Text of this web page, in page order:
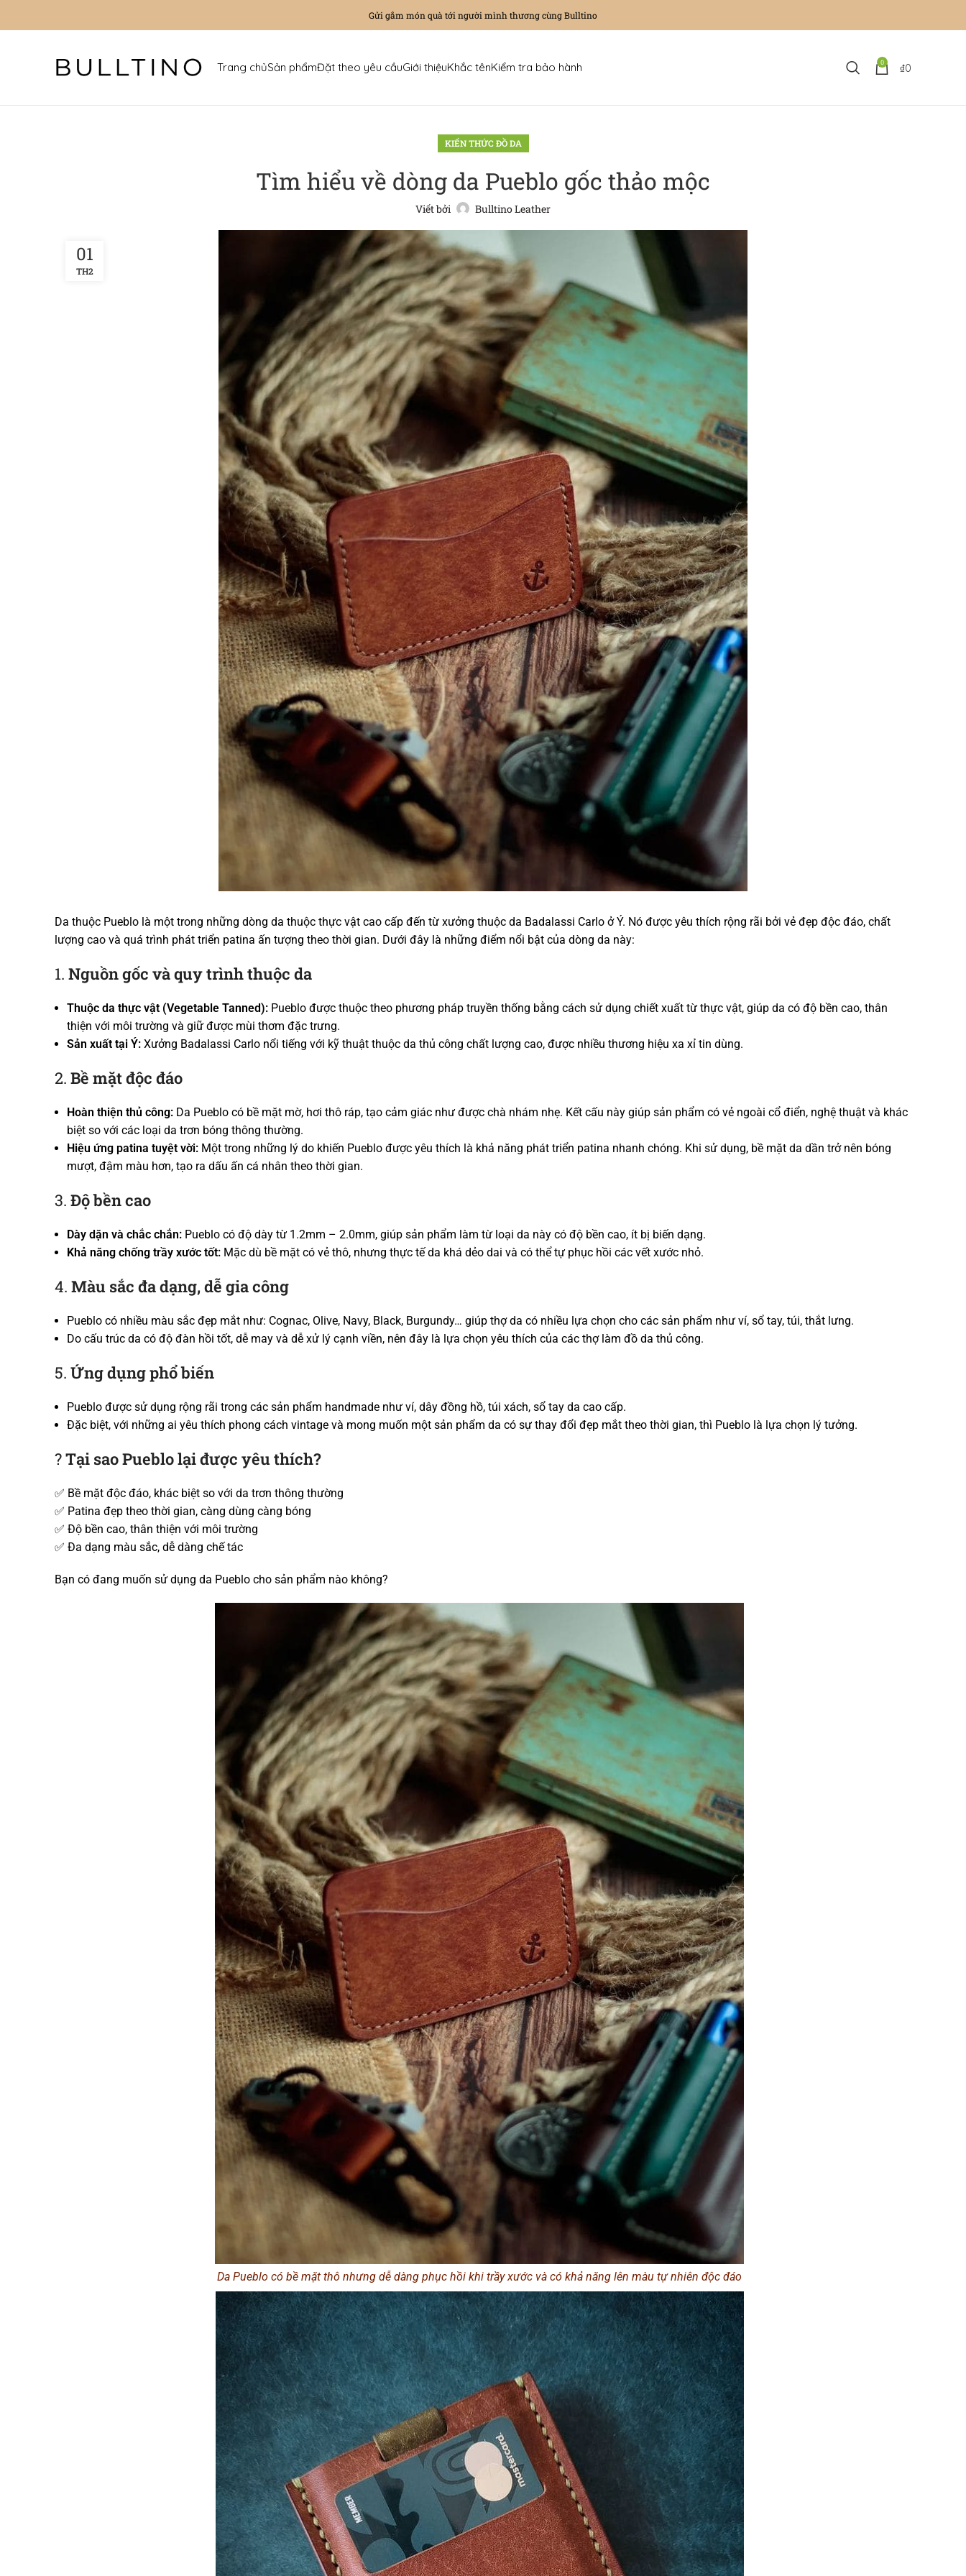
Gửi gắm món quà tới người mình thương cùng Bulltino
Trang chủSản phẩmĐặt theo yêu cầuGiới thiệuKhắc tênKiểm tra bảo hành 0 ₫0
KIẾN THỨC ĐỒ DA
Tìm hiểu về dòng da Pueblo gốc thảo mộc
Viết bởi Bulltino Leather
01
TH2
Da thuộc Pueblo là một trong những dòng da thuộc thực vật cao cấp đến từ xưởng thuộc da Badalassi Carlo ở Ý. Nó được yêu thích rộng rãi bởi vẻ đẹp độc đáo, chất
lượng cao và quá trình phát triển patina ấn tượng theo thời gian. Dưới đây là những điểm nổi bật của dòng da này:
1. Nguồn gốc và quy trình thuộc da
Thuộc da thực vật (Vegetable Tanned): Pueblo được thuộc theo phương pháp truyền thống bằng cách sử dụng chiết xuất từ thực vật, giúp da có độ bền cao, thân
thiện với môi trường và giữ được mùi thơm đặc trưng.
Sản xuất tại Ý: Xưởng Badalassi Carlo nổi tiếng với kỹ thuật thuộc da thủ công chất lượng cao, được nhiều thương hiệu xa xỉ tin dùng.
2. Bề mặt độc đáo
Hoàn thiện thủ công: Da Pueblo có bề mặt mờ, hơi thô ráp, tạo cảm giác như được chà nhám nhẹ. Kết cấu này giúp sản phẩm có vẻ ngoài cổ điển, nghệ thuật và khác
biệt so với các loại da trơn bóng thông thường.
Hiệu ứng patina tuyệt vời: Một trong những lý do khiến Pueblo được yêu thích là khả năng phát triển patina nhanh chóng. Khi sử dụng, bề mặt da dần trở nên bóng
mượt, đậm màu hơn, tạo ra dấu ấn cá nhân theo thời gian.
3. Độ bền cao
Dày dặn và chắc chắn: Pueblo có độ dày từ 1.2mm – 2.0mm, giúp sản phẩm làm từ loại da này có độ bền cao, ít bị biến dạng.
Khả năng chống trầy xước tốt: Mặc dù bề mặt có vẻ thô, nhưng thực tế da khá dẻo dai và có thể tự phục hồi các vết xước nhỏ.
4. Màu sắc đa dạng, dễ gia công
Pueblo có nhiều màu sắc đẹp mắt như: Cognac, Olive, Navy, Black, Burgundy… giúp thợ da có nhiều lựa chọn cho các sản phẩm như ví, sổ tay, túi, thắt lưng.
Do cấu trúc da có độ đàn hồi tốt, dễ may và dễ xử lý cạnh viền, nên đây là lựa chọn yêu thích của các thợ làm đồ da thủ công.
5. Ứng dụng phổ biến
Pueblo được sử dụng rộng rãi trong các sản phẩm handmade như ví, dây đồng hồ, túi xách, sổ tay da cao cấp.
Đặc biệt, với những ai yêu thích phong cách vintage và mong muốn một sản phẩm da có sự thay đổi đẹp mắt theo thời gian, thì Pueblo là lựa chọn lý tưởng.
?Tại sao Pueblo lại được yêu thích?
✅ Bề mặt độc đáo, khác biệt so với da trơn thông thường
✅ Patina đẹp theo thời gian, càng dùng càng bóng
✅ Độ bền cao, thân thiện với môi trường
✅ Đa dạng màu sắc, dễ dàng chế tác
Bạn có đang muốn sử dụng da Pueblo cho sản phẩm nào không?
Da Pueblo có bề mặt thô nhưng dễ dàng phục hồi khi trầy xước và có khả năng lên màu tự nhiên độc đáo